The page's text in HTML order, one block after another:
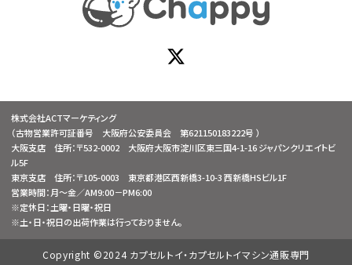
株式会社ACTマーケティング
（古物営業許可証番号 大阪府公安委員会 第621150183222号 ）
大阪支店 住所：〒532-0002 大阪府大阪市淀川区東三国4-1-16 ジャパンクリエイトビ
ル5F
東京支店 住所：〒105-0003 東京都港区西新橋3-10-3 西新橋HSビル1F
営業時間：月～金／AM9:00－PM6:00
※定休日：土曜・日曜・祝日
※土・日・祝日の出荷作業は行っておりません。
Copyright ©2024 カプセルトイ・カプセルトイマシン通販専門